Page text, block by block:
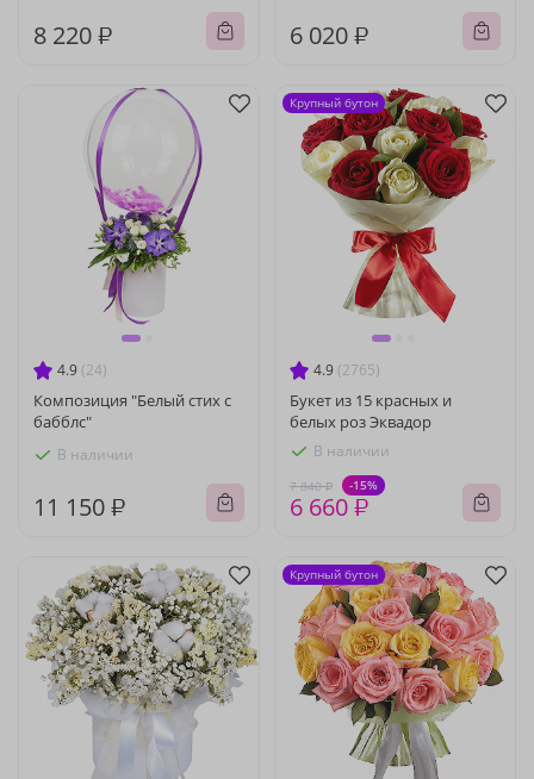
8 220 ₽ 6 020 ₽
4.9 (24)
Композиция "Белый стих с
бабблс"
В наличии
11 150 ₽
4.9 (2765)
Букет из 15 красных и
белых роз Эквадор
В наличии
7 840 ₽ -15%
6 660 ₽
Крупный бутон
Крупный бутон